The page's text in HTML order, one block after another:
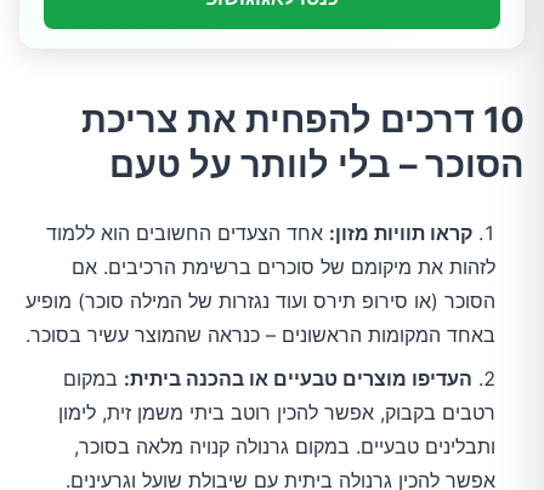
10 דרכים להפחית את צריכת
הסוכר – בלי לוותר על טעם
קראו תוויות מזון: אחד הצעדים החשובים הוא ללמוד
לזהות את מיקומם של סוכרים ברשימת הרכיבים. אם
הסוכר (או סירופ תירס ועוד נגזרות של המילה סוכר) מופיע
באחד המקומות הראשונים – כנראה שהמוצר עשיר בסוכר.
העדיפו מוצרים טבעיים או בהכנה ביתית: במקום
רטבים בקבוק, אפשר להכין רוטב ביתי משמן זית, לימון
ותבלינים טבעיים. במקום גרנולה קנויה מלאה בסוכר,
אפשר להכין גרנולה ביתית עם שיבולת שועל וגרעינים.